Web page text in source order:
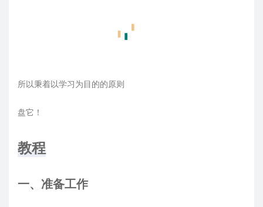
所以秉着以学习为目的的原则
盘它！
教程
一、准备工作